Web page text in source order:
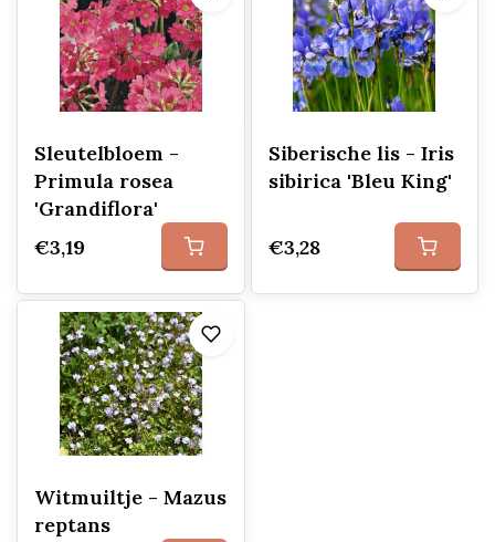
Sleutelbloem -
Primula rosea
'Grandiflora'
€3,19
Siberische lis - Iris
sibirica 'Bleu King'
€3,28
Witmuiltje - Mazus
reptans